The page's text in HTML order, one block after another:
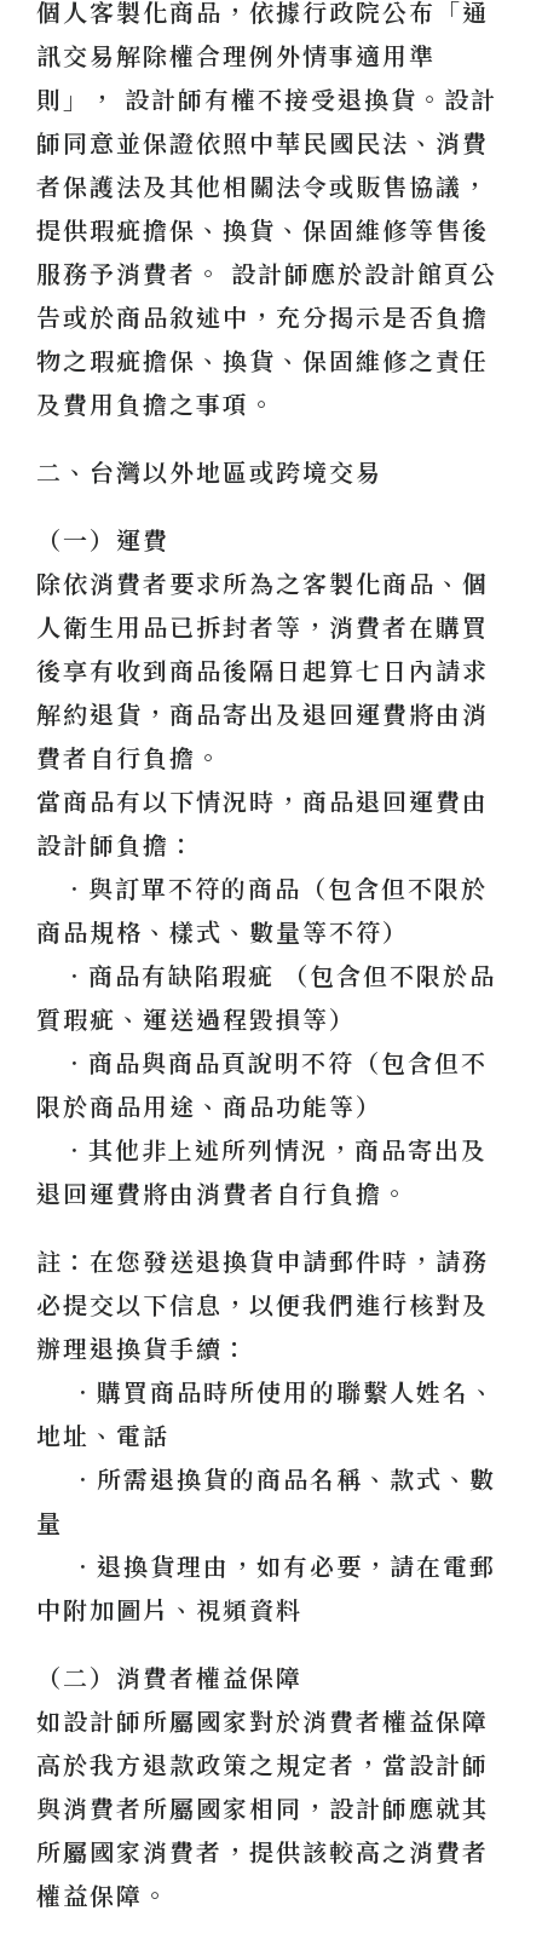
個人客製化商品，依據行政院公布「通
訊交易解除權合理例外情事適用準
則」， 設計師有權不接受退換貨。設計
師同意並保證依照中華民國民法、消費
者保護法及其他相關法令或販售協議，
提供瑕疵擔保、換貨、保固維修等售後
服務予消費者。 設計師應於設計館頁公
告或於商品敘述中，充分揭示是否負擔
物之瑕疵擔保、換貨、保固維修之責任
及費用負擔之事項。
二、台灣以外地區或跨境交易
（一）運費
除依消費者要求所為之客製化商品、個
人衛生用品已拆封者等，消費者在購買
後享有收到商品後隔日起算七日內請求
解約退貨，商品寄出及退回運費將由消
費者自行負擔。
當商品有以下情況時，商品退回運費由
設計師負擔：
．與訂單不符的商品（包含但不限於
商品規格、樣式、數量等不符）
．商品有缺陷瑕疵 （包含但不限於品
質瑕疵、運送過程毀損等）
．商品與商品頁說明不符（包含但不
限於商品用途、商品功能等）
．其他非上述所列情況，商品寄出及
退回運費將由消費者自行負擔。
註：在您發送退換貨申請郵件時，請務
必提交以下信息，以便我們進行核對及
辦理退換貨手續：
．購買商品時所使用的聯繫人姓名、
地址、電話
．所需退換貨的商品名稱、款式、數
量
．退換貨理由，如有必要，請在電郵
中附加圖片、視頻資料
（二）消費者權益保障
如設計師所屬國家對於消費者權益保障
高於我方退款政策之規定者，當設計師
與消費者所屬國家相同，設計師應就其
所屬國家消費者，提供該較高之消費者
權益保障。